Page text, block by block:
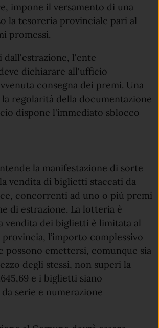
impone il versamento di una
la tesoreria provinciale pari al
promessi.
dall'estrazione, l'ente
dichiarare all'ufficio
consegna dei premi. Una
regolarità della documentazione
dispone l'immediato sblocco
la manifestazione di sorte
vendita di biglietti staccati da
concorrenti ad uno o più premi
di estrazione. La lotteria è
vendita dei biglietti è limitata al
l’importo complessivo
possono emettersi, comunque sia
degli stessi, non superi la
e i biglietti siano
serie e numerazione